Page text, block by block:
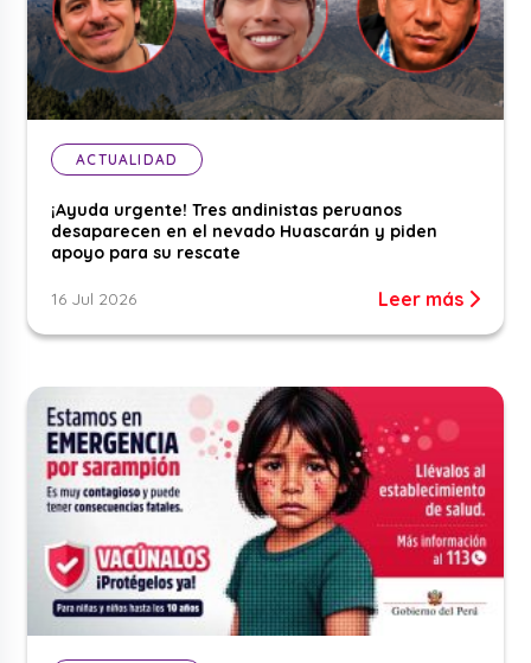
ACTUALIDAD
¡Ayuda urgente! Tres andinistas peruanos
desaparecen en el nevado Huascarán y piden
apoyo para su rescate
16 Jul 2026 Leer más